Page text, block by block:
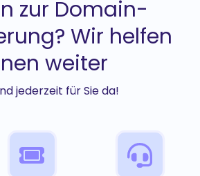
zur Domain-
Wir helfen
weiter
jederzeit für Sie da!